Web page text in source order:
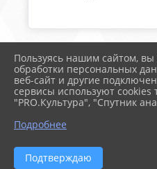
2026 г. тимрегион.рф
Вход
Карта сайта
Политика обработки
Сделано на KubCMS
Пользуясь нашим сайтом, вы
обработки персональных
веб-сайт и другие
сервисы используют cookies
"PRO.Культура", "Спутник
Подробнее
Подтверждаю